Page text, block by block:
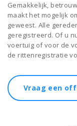
Gemakkelijk,
maakt het mogelijk
geweest. Alle
geregistreerd. Of u
voertuig of voor de
de rittenregistratie
Vraag een